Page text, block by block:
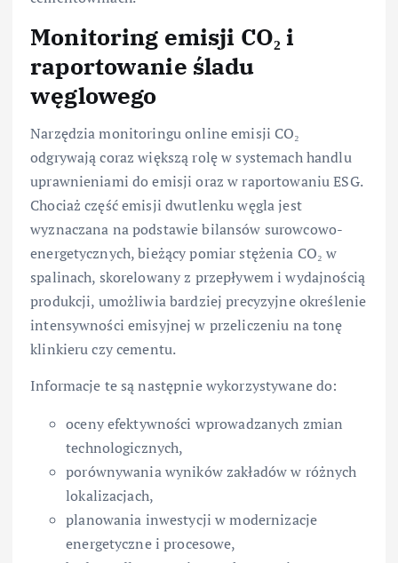
Monitoring emisji CO₂ i
raportowanie śladu
węglowego
Narzędzia monitoringu online emisji CO₂
odgrywają coraz większą rolę w systemach handlu
uprawnieniami do emisji oraz w raportowaniu ESG.
Chociaż część emisji dwutlenku węgla jest
wyznaczana na podstawie bilansów surowcowo-
energetycznych, bieżący pomiar stężenia CO₂ w
spalinach, skorelowany z przepływem i wydajnością
produkcji, umożliwia bardziej precyzyjne określenie
intensywności emisyjnej w przeliczeniu na tonę
klinkieru czy cementu.
Informacje te są następnie wykorzystywane do:
oceny efektywności wprowadzanych zmian
technologicznych,
porównywania wyników zakładów w różnych
lokalizacjach,
planowania inwestycji w modernizacje
energetyczne i procesowe,